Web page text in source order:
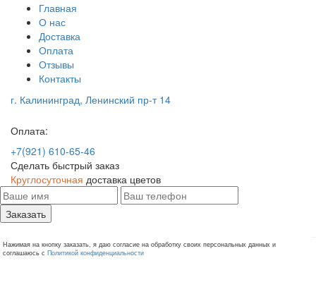
Главная
О нас
Доставка
Оплата
Отзывы
Контакты
г. Калининград, Ленинский пр-т 14
Оплата:
+7(921) 610-65-46
Сделать быстрый заказ
Круглосуточная доставка цветов
Заказать
Нажимая на кнопку заказать, я даю согласие на обработку своих персональных данных и
соглашаюсь с Политикой конфиденциальности